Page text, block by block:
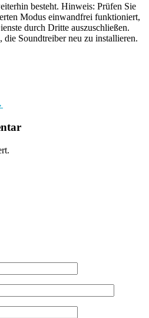
besteht. Hinweis: Prüfen Sie
Modus einwandfrei funktioniert,
durch Dritte auszuschließen.
die Soundtreiber neu zu installieren.